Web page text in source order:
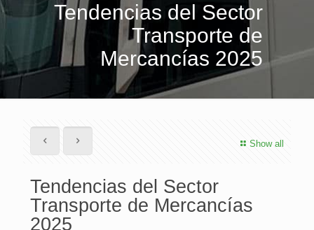
Tendencias del Sector
Transporte de
Mercancías 2025
Show all
Tendencias del Sector
Transporte de Mercancías
2025